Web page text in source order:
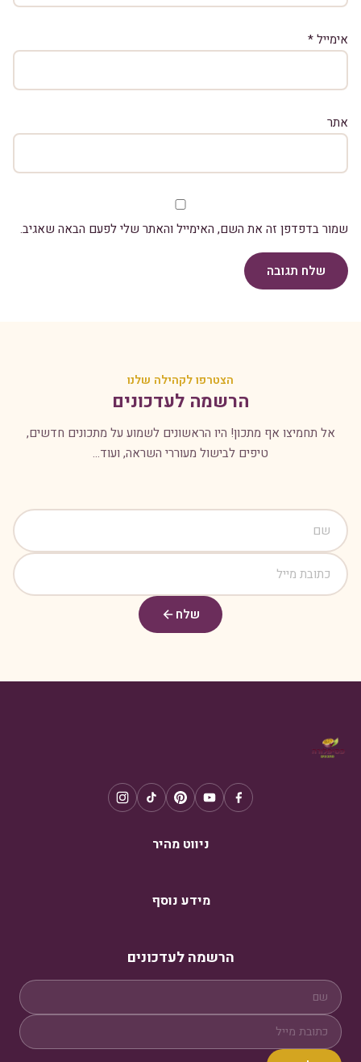
אימייל*
אתר
שמור בדפדפן זה את השם, האימייל והאתר שלי לפעם הבאה שאגיב.
שלח תגובה
הצטרפו לקהילה שלנו
הרשמה לעדכונים
אל תחמיצו אף מתכון! היו הראשונים לשמוע על מתכונים חדשים,
טיפים לבישול מעוררי השראה, ועוד...
שלח
ניווט מהיר
מידע נוסף
הרשמה לעדכונים